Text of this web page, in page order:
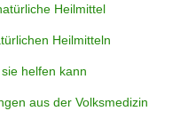
Heilmittel
Heilmitteln
helfen kann
aus der Volksmedizin